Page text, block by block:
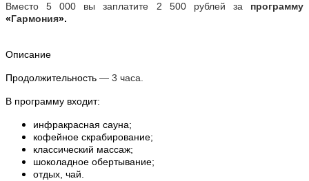
Вместо 5 000 вы заплатите 2 500 рублей за программу
«Гармония».
Описание
Продолжительность — 3 часа.
В программу входит:
инфракрасная сауна;
кофейное скрабирование;
классический массаж;
шоколадное обертывание;
отдых, чай.